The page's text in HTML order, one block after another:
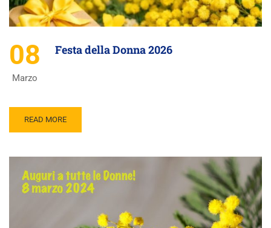
08
Marzo
Festa della Donna 2026
READ MORE